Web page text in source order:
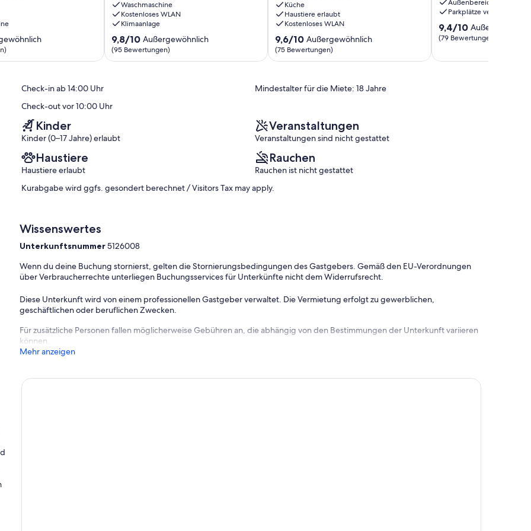
attraktive Rabatte bei 30 Leistungspartnern´ und lokale
über die Website www.ostseecard.de.
und Aufenthalt
in
entspannter
Atmosphäre
Travemünde
Waschmaschine
Kostenloses WLAN
Klimaanlage
9.8
von
10,
9,8/10 Außergewöhnlich
(95 Bewertungen)
W-
Lan
Alt-
Travemünde
Küche
Haustiere erlaubt
Kostenloses WLAN
9.6
von
10,
Bewertungen)
9,6/10 Außergewöhnlich
(75 Bewertungen)
in
Sierksdorf
(286812)
Sierksdorf
Außenbereich
Parkplätze verfügbar
9.4
von
Außergewöhnlich,
9,4/10
(79 Bewertungen)
Check-in ab 14:00 Uhr
Mindestalter für die Miete: 18 Jahre
Check-out vor 10:00 Uhr
Kinder
Kinder (0–17 Jahre) erlaubt
Veranstaltungen
Veranstaltungen sind nicht gestattet
Haustiere
Haustiere erlaubt
Rauchen
Rauchen ist nicht gestattet
Kurabgabe wird ggfs. gesondert berechnet / Visitors Tax may apply.
Wissenswertes
Unterkunftsnummer5126008
Wenn du deine Buchung stornierst, gelten die Stornierungsbedingungen des Gastgebers. Gemäß den EU-Verordnungen
über Verbraucherrechte unterliegen Buchungsservices für Unterkünfte nicht dem Widerrufsrecht.
Diese Unterkunft wird von einem professionellen Gastgeber verwaltet. Die Vermietung erfolgt zu gewerblichen,
geschäftlichen oder beruflichen Zwecken.
Für zusätzliche Personen fallen möglicherweise Gebühren an, die abhängig von den Bestimmungen der Unterkunft variieren
können.
Mehr anzeigen